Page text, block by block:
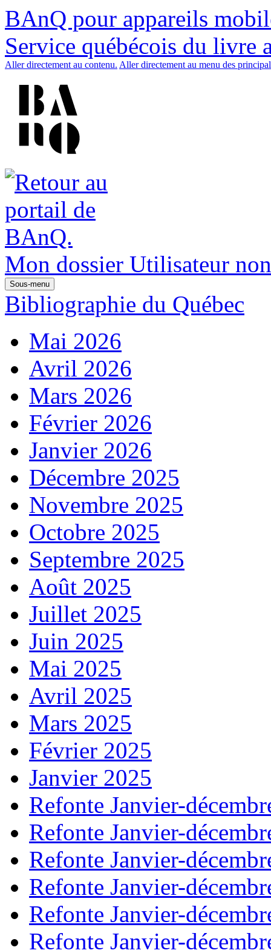
BAnQ pour appareils
Service québécois du livre
Aller directement au contenu. Aller directement au menu des
Mon dossier Utilisateur
Sous-menu
Bibliographie du Québec
Mai 2026
Avril 2026
Mars 2026
Février 2026
Janvier 2026
Décembre 2025
Novembre 2025
Octobre 2025
Septembre 2025
Août 2025
Juillet 2025
Juin 2025
Mai 2025
Avril 2025
Mars 2025
Février 2025
Janvier 2025
Refonte Janvier-
Refonte Janvier-
Refonte Janvier-
Refonte Janvier-
Refonte Janvier-
Refonte Janvier-